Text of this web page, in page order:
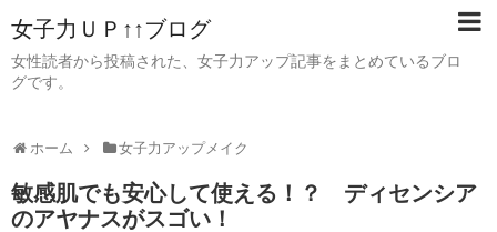
女子力ＵＰ↑↑ブログ
女性読者から投稿された、女子力アップ記事をまとめているブロ
グです。
ホーム 女子力アップメイク
敏感肌でも安心して使える！？ ディセンシア
のアヤナスがスゴい！